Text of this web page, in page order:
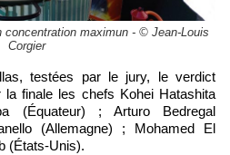
concentration maximun - © Jean-Louis
Corgier
finale les chefs Kohei Hatashita
(Équateur) ; Arturo Bedregal
(Allemagne) ; Mohamed El
(États-Unis).